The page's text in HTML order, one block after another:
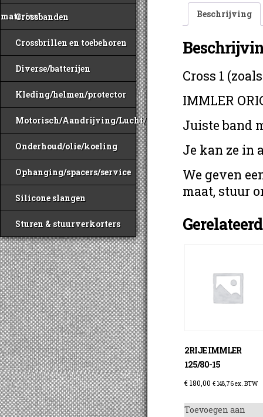
materiaal
Crossbanden
Crossbrillen en toebehoren
Diverse/batterijen
Kleding/helmen/protector
Motorisch/Aandrijving/Lucht/Benzine
Onderhoud/olie/koeling
Ophanging/spacers/service
Silicone slangen
Sturen & stuurverkorters
Beschrijving
Cross 1
IMMLER
Juiste band
Je kan ze in
We geven
maat, stuur
2RIJE IMMLER
125/80-15
€180,00 € 148,76ex. BTW
Toevoegen aan